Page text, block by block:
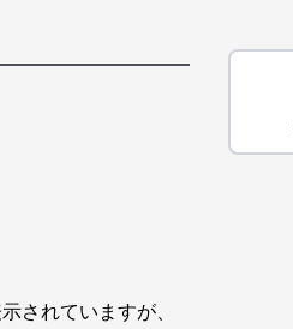
されていますが、